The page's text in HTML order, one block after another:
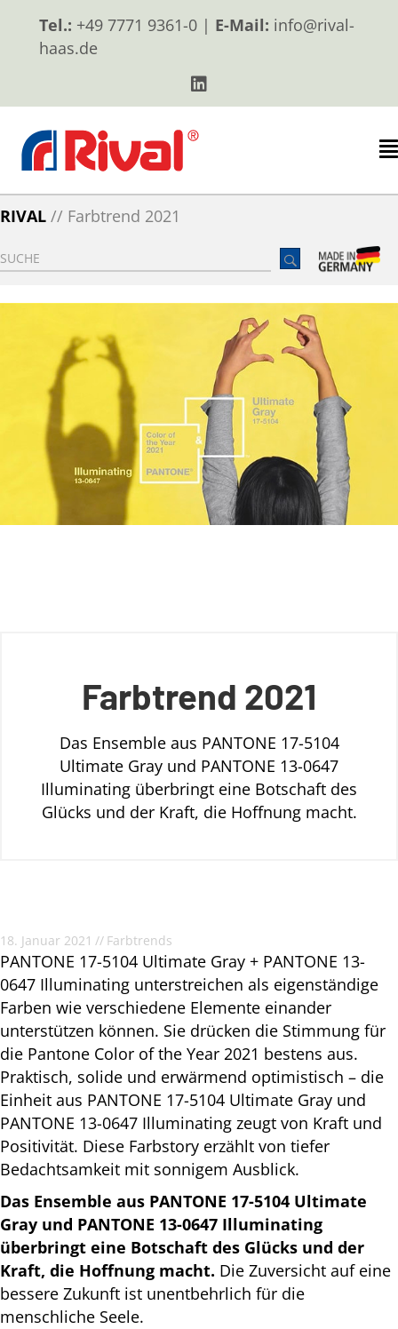
Tel.: +49 7771 9361-0 | E-Mail: info@rival-
haas.de
RIVAL // Farbtrend 2021
Farbtrend 2021
Das Ensemble aus PANTONE 17-5104
Ultimate Gray und PANTONE 13-0647
Illuminating überbringt eine Botschaft des
Glücks und der Kraft, die Hoffnung macht.
18. Januar 2021 // Farbtrends
PANTONE 17-5104 Ultimate Gray + PANTONE 13-
0647 Illuminating unterstreichen als eigenständige
Farben wie verschiedene Elemente einander
unterstützen können. Sie drücken die Stimmung für
die Pantone Color of the Year 2021 bestens aus.
Praktisch, solide und erwärmend optimistisch – die
Einheit aus PANTONE 17-5104 Ultimate Gray und
PANTONE 13-0647 Illuminating zeugt von Kraft und
Positivität. Diese Farbstory erzählt von tiefer
Bedachtsamkeit mit sonnigem Ausblick.
Das Ensemble aus PANTONE 17-5104 Ultimate
Gray und PANTONE 13-0647 Illuminating
überbringt eine Botschaft des Glücks und der
Kraft, die Hoffnung macht. Die Zuversicht auf eine
bessere Zukunft ist unentbehrlich für die
menschliche Seele.